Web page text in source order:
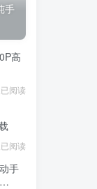
手
高
阅读
阅读
手